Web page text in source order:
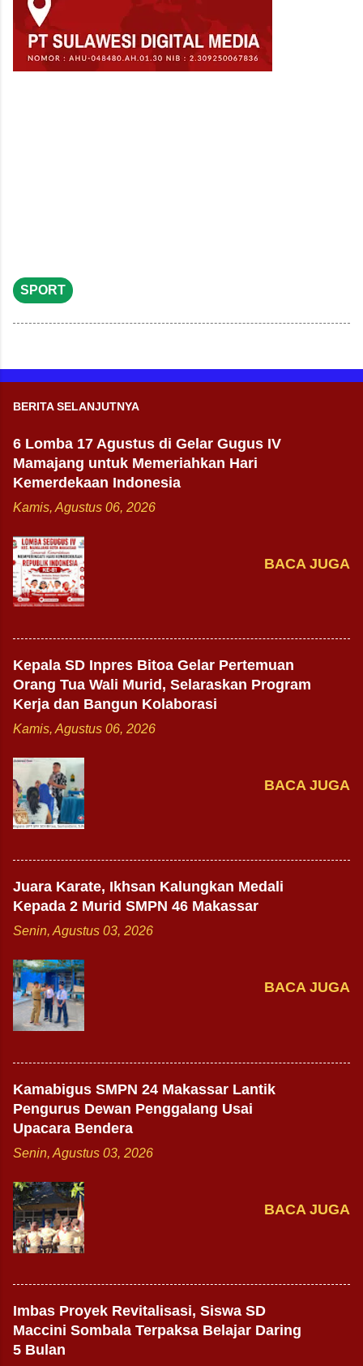
SPORT
BERITA SELANJUTNYA
6 Lomba 17 Agustus di Gelar Gugus IV
Mamajang untuk Memeriahkan Hari
Kemerdekaan Indonesia
Kamis, Agustus 06, 2026
BACA JUGA
Kepala SD Inpres Bitoa Gelar Pertemuan
Orang Tua Wali Murid, Selaraskan Program
Kerja dan Bangun Kolaborasi
Kamis, Agustus 06, 2026
BACA JUGA
Juara Karate, Ikhsan Kalungkan Medali
Kepada 2 Murid SMPN 46 Makassar
Senin, Agustus 03, 2026
BACA JUGA
Kamabigus SMPN 24 Makassar Lantik
Pengurus Dewan Penggalang Usai
Upacara Bendera
Senin, Agustus 03, 2026
BACA JUGA
Imbas Proyek Revitalisasi, Siswa SD
Maccini Sombala Terpaksa Belajar Daring
5 Bulan